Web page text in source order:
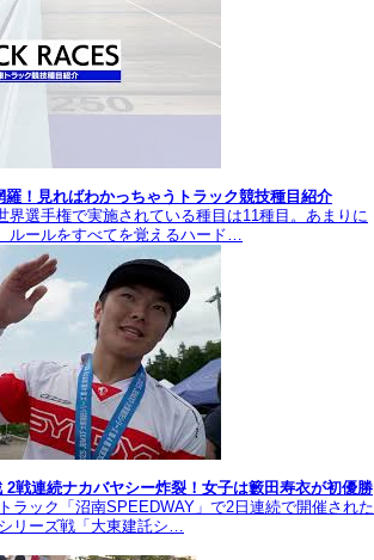
羅！見ればわかっちゃうトラック競技種目紹介
界選手権で実施されている種目は11種目。あまりに
ルールをすべてを覚えるハード…
2戦連続ナカバヤシー炸裂！女子は籔田寿衣が初優勝
ラック「沼南SPEEDWAY」で2日連続で開催された
リーズ戦「大東建託シ…